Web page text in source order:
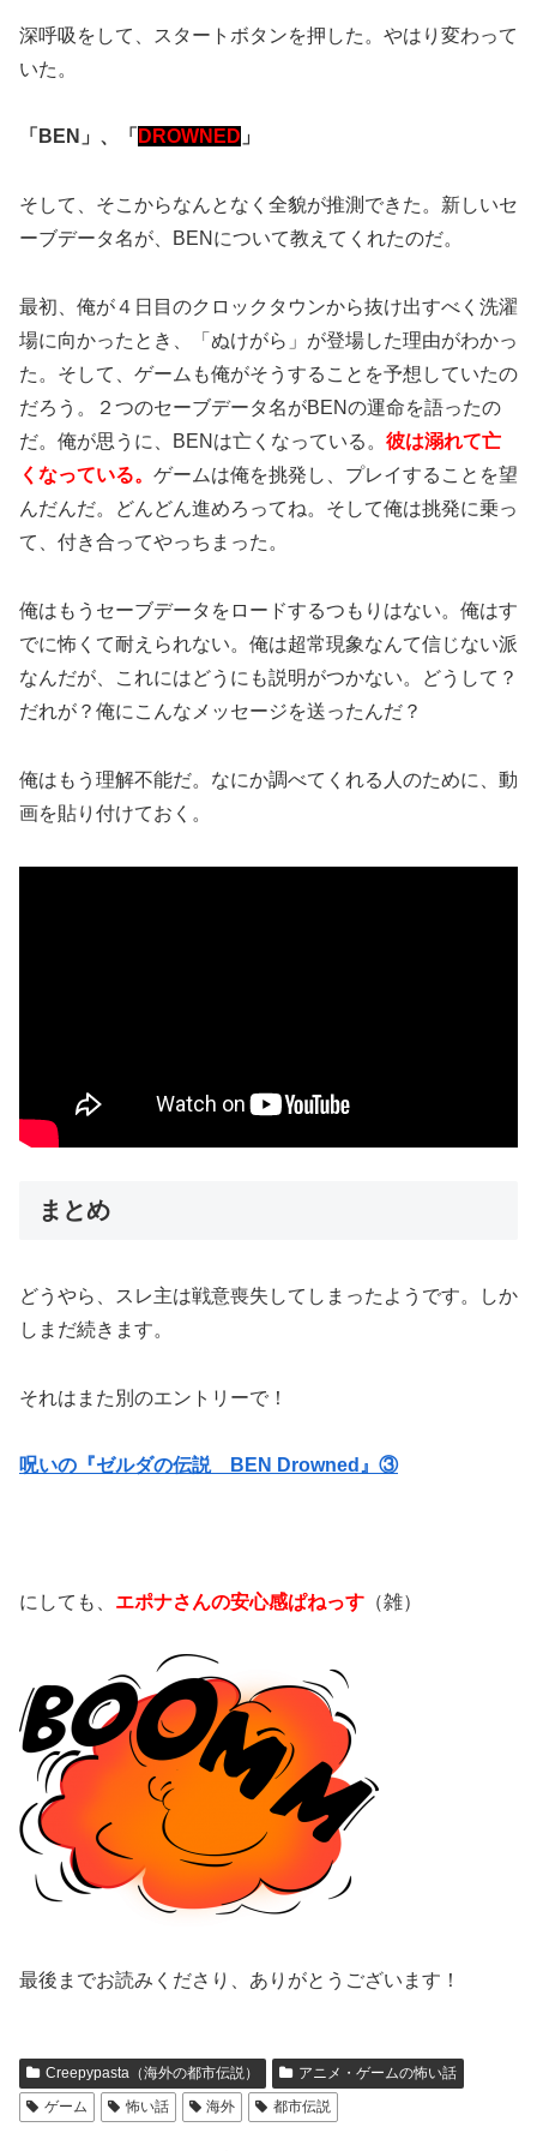
深呼吸をして、スタートボタンを押した。やはり変わって
いた。
「BEN」、「 DROWNED 」
そして、そこからなんとなく全貌が推測できた。新しいセ
ーブデータ名が、BENについて教えてくれたのだ。
最初、俺が４日目のクロックタウンから抜け出すべく洗濯
場に向かったとき、「ぬけがら」が登場した理由がわかっ
た。そして、ゲームも俺がそうすることを予想していたの
だろう。２つのセーブデータ名がBENの運命を語ったの
だ。俺が思うに、BENは亡くなっている。 彼は溺れて亡
くなっている。 ゲームは俺を挑発し、プレイすることを望
んだんだ。どんどん進めろってね。そして俺は挑発に乗っ
て、付き合ってやっちまった。
俺はもうセーブデータをロードするつもりはない。俺はす
でに怖くて耐えられない。俺は超常現象なんて信じない派
なんだが、これにはどうにも説明がつかない。どうして？
だれが？俺にこんなメッセージを送ったんだ？
俺はもう理解不能だ。なにか調べてくれる人のために、動
画を貼り付けておく。
まとめ
どうやら、スレ主は戦意喪失してしまったようです。しか
しまだ続きます。
それはまた別のエントリーで！
呪いの『ゼルダの伝説 BEN Drowned』③
にしても、 エポナさんの安心感ぱねっす （雑）
最後までお読みくださり、ありがとうございます！
Creepypasta（海外の都市伝説）
アニメ・ゲームの怖い話
ゲーム
怖い話 海外 都市伝説